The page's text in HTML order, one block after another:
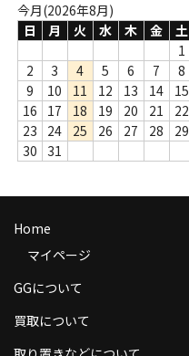
返品
コンディション
Privacy Policy
特定商取引法に基づく表示
今月(2026年8月)
日
月 火 水 木 金
土
1
2
3 4 5 6 7
8
9
10 11 12 13 14
15
16
17 18 19 20 21
22
23
24 25 26 27 28
29
30
31
Home
マイページ
GGについて
買取について